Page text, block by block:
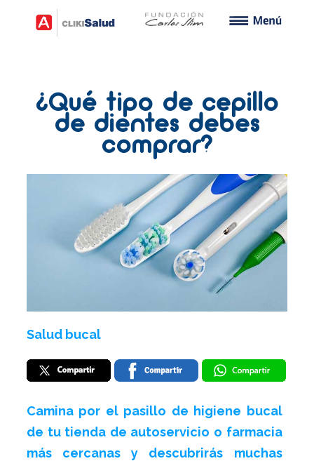
¿Qué tipo de cepillo
de dientes debes
comprar?
Salud bucal
Camina por el pasillo de higiene bucal
de tu tienda de autoservicio o farmacia
más cercanas y descubrirás muchas